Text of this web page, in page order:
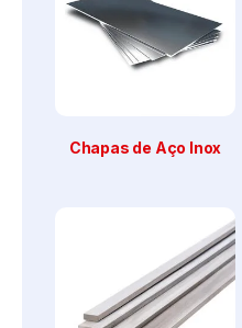
Chapas de Aço Inox